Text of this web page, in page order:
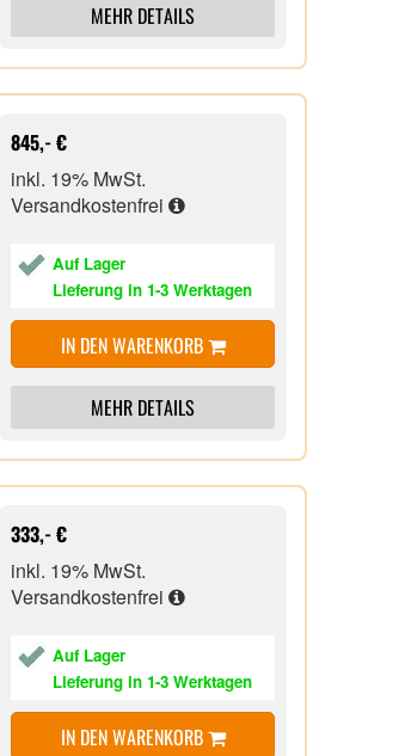
MEHR DETAILS
845,- €
inkl. 19% MwSt.
Versandkostenfrei
Auf Lager
Lieferung in 1-3 Werktagen
IN DEN WARENKORB
MEHR DETAILS
333,- €
inkl. 19% MwSt.
Versandkostenfrei
Auf Lager
Lieferung in 1-3 Werktagen
IN DEN WARENKORB